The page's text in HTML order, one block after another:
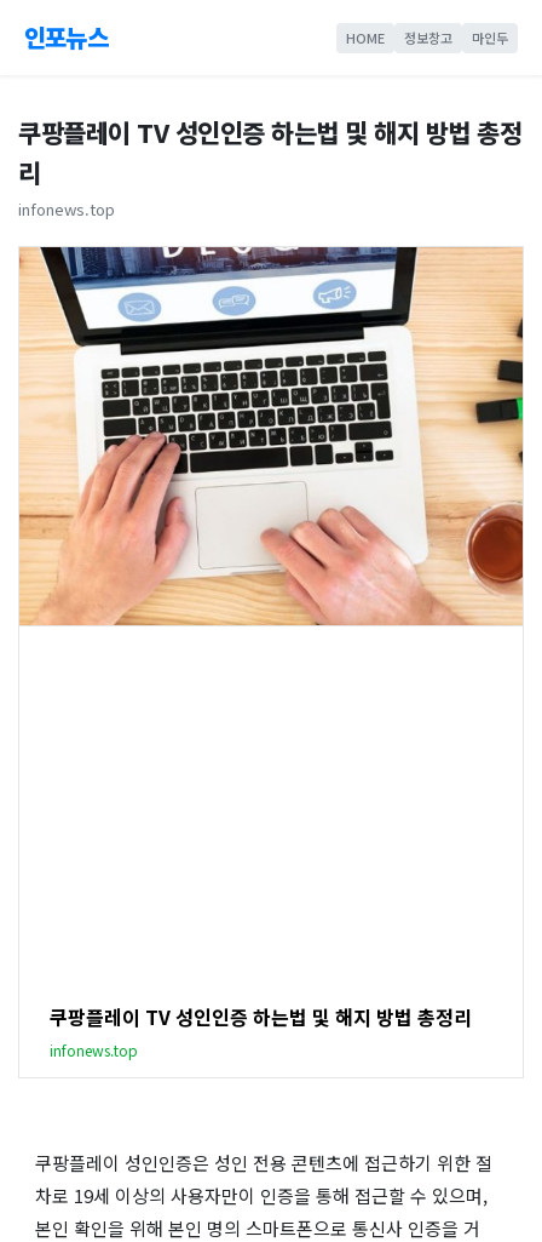
인포뉴스 HOME 정보창고 마인두
쿠팡플레이 TV 성인인증 하는법 및 해지 방법 총정
리
infonews.top
쿠팡플레이 TV 성인인증 하는법 및 해지 방법 총정리
infonews.top
쿠팡플레이 성인인증은 성인 전용 콘텐츠에 접근하기 위한 절
차로 19세 이상의 사용자만이 인증을 통해 접근할 수 있으며,
본인 확인을 위해 본인 명의 스마트폰으로 통신사 인증을 거